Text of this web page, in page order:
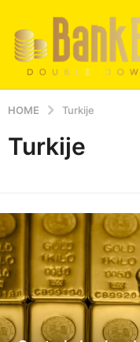
HOME Turkije
Turkije